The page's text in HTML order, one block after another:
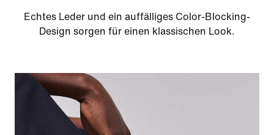
Echtes Leder und ein auffälliges Color-Blocking-
Design sorgen für einen klassischen Look.